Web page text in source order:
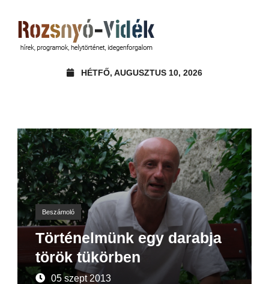
HÉTFŐ, AUGUSZTUS 10, 2026
Beszámoló
Történelmünk egy darabja
török tükörben
05 szept 2013